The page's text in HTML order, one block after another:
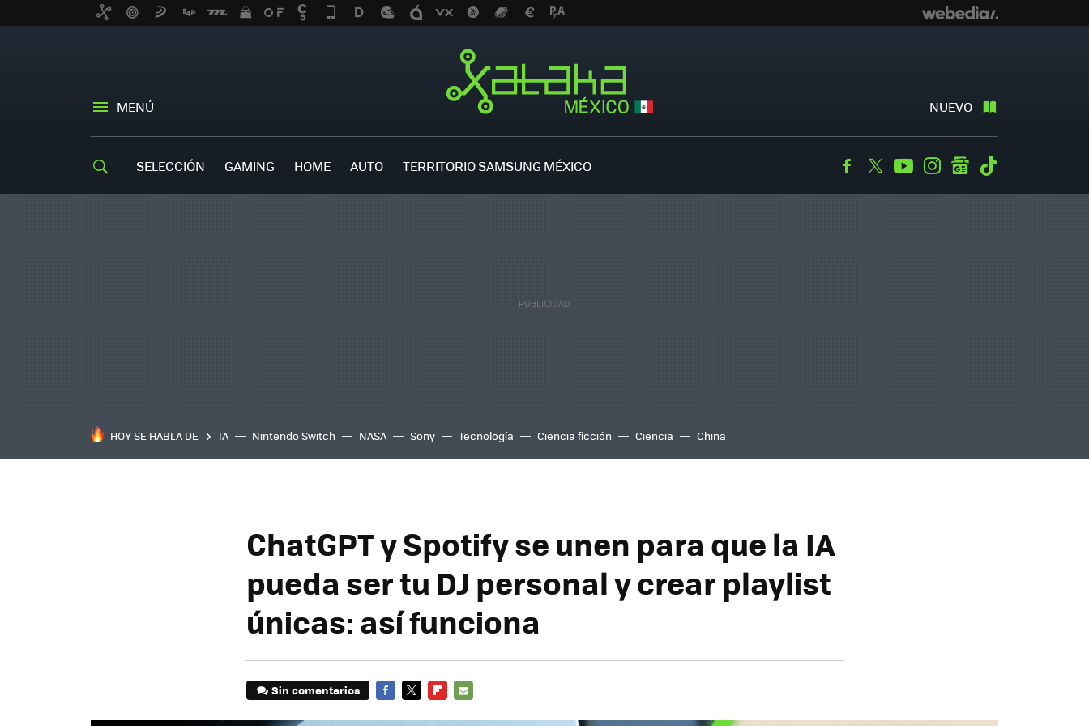
MENÚ NUEVO
SELECCIÓN GAMING HOME AUTO TERRITORIO SAMSUNG MÉXICO Facebook
TwitterYoutubeInstagramgooglenews
HOY SE HABLA DE IA Nintendo Switch NASA Sony Tecnología Ciencia ficción Ciencia China
ChatGPT y Spotify se unen para que la IA
pueda ser tu DJ personal y crear playlist
únicas: así funciona
Sin comentarios